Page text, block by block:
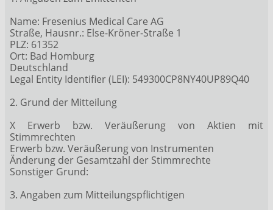
Name: Fresenius Medical Care AG
Straße, Hausnr.: Else-Kröner-Straße 1
PLZ: 61352
Ort: Bad Homburg
Deutschland
Legal Entity Identifier (LEI): 549300CP8NY40UP89Q40
2. Grund der Mitteilung
X Erwerb bzw. Veräußerung von Aktien mit
Stimmrechten
Erwerb bzw. Veräußerung von Instrumenten
Änderung der Gesamtzahl der Stimmrechte
Sonstiger Grund:
3. Angaben zum Mitteilungspflichtigen